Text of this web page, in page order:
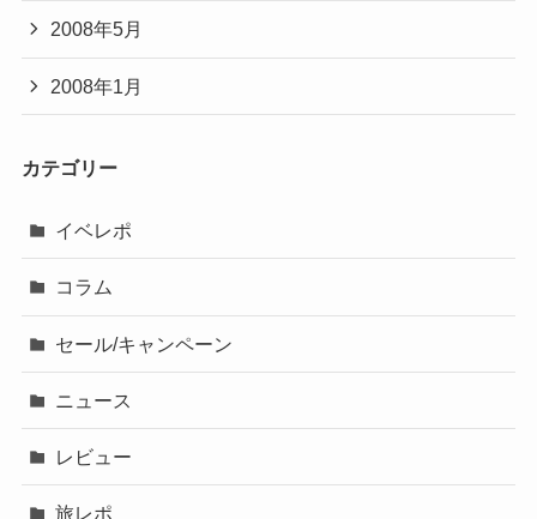
2008年5月
2008年1月
カテゴリー
イベレポ
コラム
セール/キャンペーン
ニュース
レビュー
旅レポ